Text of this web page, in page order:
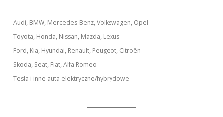
Audi, BMW, Mercedes-Benz, Volkswagen, Opel
Toyota, Honda, Nissan, Mazda, Lexus
Ford, Kia, Hyundai, Renault, Peugeot, Citroën
Skoda, Seat, Fiat, Alfa Romeo
Tesla i inne auta elektryczne/hybrydowe